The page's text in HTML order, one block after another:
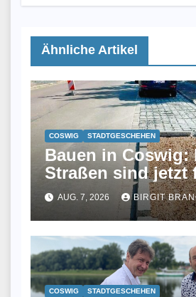
Ähnliche Artikel
COSWIG STADTGESCHEHEN
Bauen in Coswig:
Straßen sind jetzt
AUG. 7, 2026 BIRGIT
COSWIG STADTGESCHEHEN